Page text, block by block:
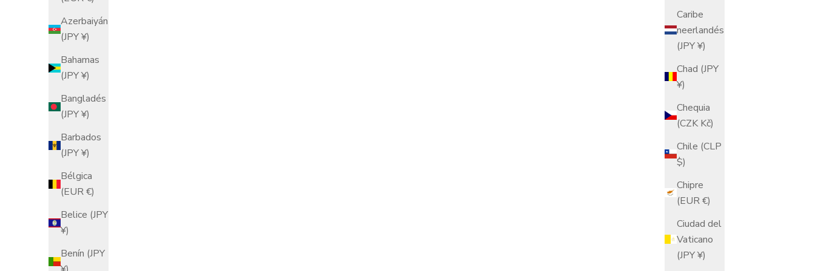
Caribe
neerlandés
(JPY ¥)
Chad (JPY
¥)
Chequia
(CZK Kč)
Chile (CLP
$)
Chipre
(EUR €)
Ciudad del
Vaticano
(JPY ¥)
Azerbaiyán
(JPY ¥)
Bahamas
(JPY ¥)
Bangladés
(JPY ¥)
Barbados
(JPY ¥)
Bélgica
(EUR €)
Belice (JPY
¥)
Benín (JPY
7.5 pulgadas
Precio de oferta
$136.00 USD
acuática
Precio de oferta
$114.00 USD
Taza Camellia Blooms